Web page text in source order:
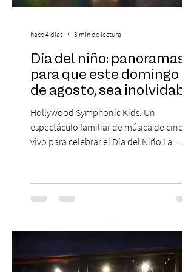
Día del niño: panoramas
para que este domingo 09
de agosto, sea inolvidable
Hollywood Symphonic Kids: Un
espectáculo familiar de música de cine en
vivo para celebrar el Día del Niño La
musical única e inolvidable con motivo del
Día del Niño. El espectáculo Hollywood
de todos los tiempos en un concierto en
sinfónica en pleno, coro y una
hace 4 días 3 min de lectura